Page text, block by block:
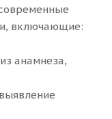
включающие:
анамнеза,